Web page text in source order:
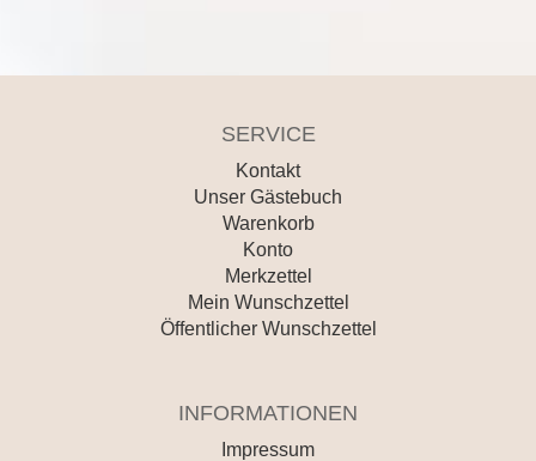
SERVICE
Kontakt
Unser Gästebuch
Warenkorb
Konto
Merkzettel
Mein Wunschzettel
Öffentlicher Wunschzettel
INFORMATIONEN
Impressum